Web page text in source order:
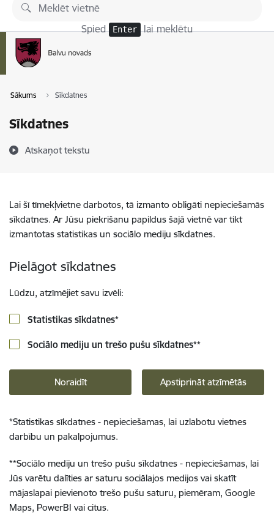
Pāriet uz lapas saturu
Spied Enter lai meklētu
Sākums Sīkdatnes
Sīkdatnes
Atskaņot tekstu
Lai šī tīmekļvietne darbotos, tā izmanto obligāti nepieciešamās
sīkdatnes. Ar Jūsu piekrišanu papildus šajā vietnē var tikt
izmantotas statistikas un sociālo mediju sīkdatnes.
Pielāgot sīkdatnes
Lūdzu, atzīmējiet savu izvēli:
Statistikas sīkdatnes*
Sociālo mediju un trešo pušu sīkdatnes**
Noraidīt Apstiprināt atzīmētās
*Statistikas sīkdatnes - nepieciešamas, lai uzlabotu vietnes
darbību un pakalpojumus.
**Sociālo mediju un trešo pušu sīkdatnes - nepieciešamas, lai
Jūs varētu dalīties ar saturu sociālajos medijos vai skatīt
mājaslapai pievienoto trešo pušu saturu, piemēram, Google
Maps, PowerBI vai citus.